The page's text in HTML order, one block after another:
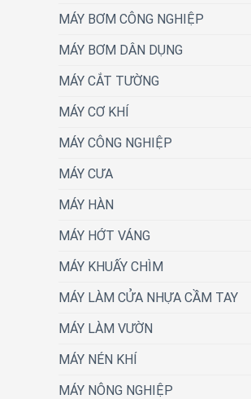
MÁY BƠM CÔNG NGHIỆP
MÁY BƠM DÂN DỤNG
MÁY CẮT TƯỜNG
MÁY CƠ KHÍ
MÁY CÔNG NGHIỆP
MÁY CƯA
MÁY HÀN
MÁY HỚT VÁNG
MÁY KHUẤY CHÌM
MÁY LÀM CỬA NHỰA CẦM TAY
MÁY LÀM VƯỜN
MÁY NÉN KHÍ
MÁY NÔNG NGHIỆP